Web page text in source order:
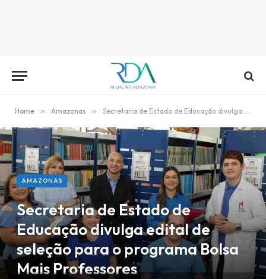
Home » Amazonas » Secretaria de Estado de Educação divulga edital de seleção para o programa Bolsa Mais Professores
AMAZONAS
Secretaria de Estado de
Educação divulga edital de
seleção para o programa Bolsa
Mais Professores